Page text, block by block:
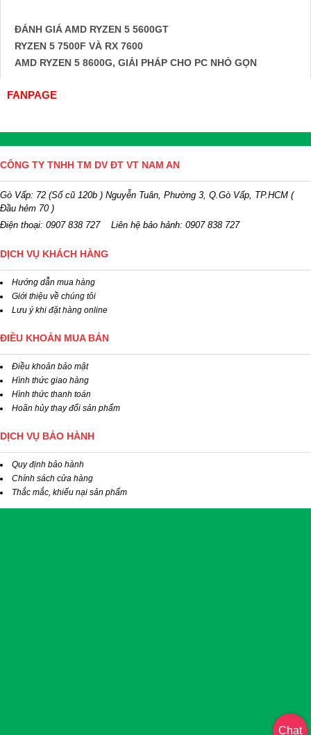
ĐÁNH GIÁ AMD RYZEN 5 5600GT
RYZEN 5 7500F VÀ RX 7600
AMD RYZEN 5 8600G, GIẢI PHÁP CHO PC NHỎ GỌN
FANPAGE
CÔNG TY TNHH TM DV ĐT VT NAM AN
Gò Vấp: 72 (Số cũ 120b ) Nguyễn Tuân, Phường 3, Q.Gò Vấp, TP.HCM (
Đầu hẻm 70 )
Điện thoại: 0907 838 727Liên hệ bảo hảnh: 0907 838 727
DỊCH VỤ KHÁCH HÀNG
Hướng dẫn mua hàng
Giới thiệu về chúng tôi
Lưu ý khi đặt hàng online
ĐIỀU KHOẢN MUA BÁN
Điều khoản bảo mật
Hình thức giao hàng
Hình thức thanh toán
Hoãn hủy thay đổi sản phẩm
DỊCH VỤ BẢO HÀNH
Quy định bảo hành
Chính sách cửa hàng
Thắc mắc, khiếu nại sản phẩm
Chat